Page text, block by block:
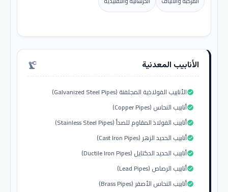
الأنابيب المعدنية precision_manufacturing
الأنابيب الفولاذية المجلفنة (Galvanized Steel Pipes)check_circle
أنابيب النحاس (Copper Pipes)check_circle
أنابيب الفولاذ المقاوم للصدأ (Stainless Steel Pipes)check_circle
أنابيب الحديد الزهر (Cast Iron Pipes)check_circle
أنابيب الحديد الدكتايل (Ductile Iron Pipes)check_circle
أنابيب الرصاص (Lead Pipes)check_circle
أنابيب النحاس الأصفر (Brass Pipes)check_circle